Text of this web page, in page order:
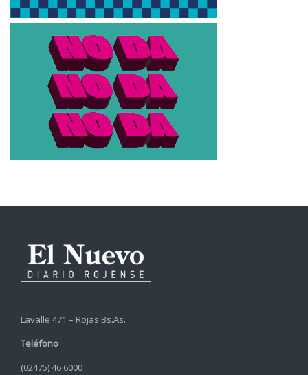
Lavalle 471 – Rojas Bs.As.
Teléfono
(02475) 46 6000